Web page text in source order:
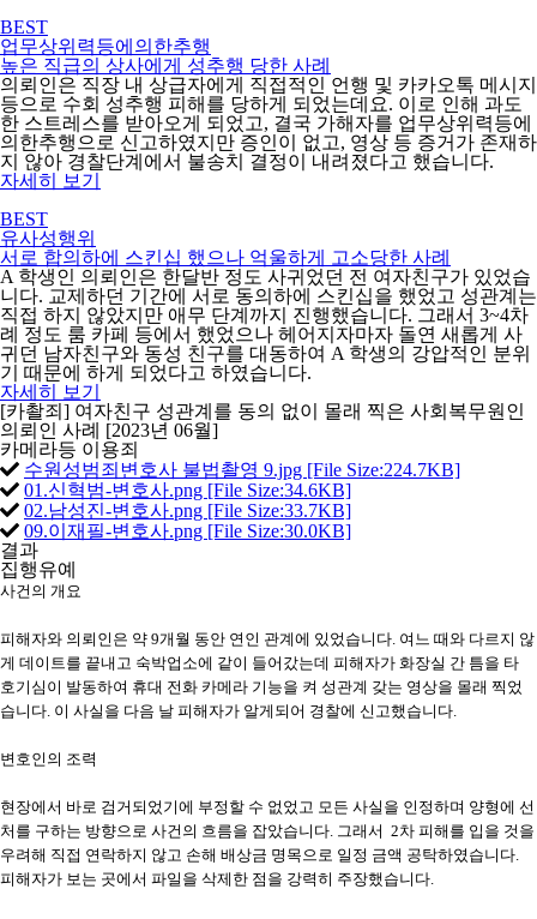
BEST
업무상위력등에의한추행
높은 직급의 상사에게 성추행 당한 사례
의뢰인은 직장 내 상급자에게 직접적인 언행 및 카카오톡 메시지
등으로 수회 성추행 피해를 당하게 되었는데요. 이로 인해 과도
한 스트레스를 받아오게 되었고, 결국 가해자를 업무상위력등에
의한추행으로 신고하였지만 증인이 없고, 영상 등 증거가 존재하
지 않아 경찰단계에서 불송치 결정이 내려졌다고 했습니다.
자세히 보기
BEST
유사성행위
서로 합의하에 스킨십 했으나 억울하게 고소당한 사례
A 학생인 의뢰인은 한달반 정도 사귀었던 전 여자친구가 있었습
니다. 교제하던 기간에 서로 동의하에 스킨십을 했었고 성관계는
직접 하지 않았지만 애무 단계까지 진행했습니다. 그래서 3~4차
례 정도 룸 카페 등에서 했었으나 헤어지자마자 돌연 새롭게 사
귀던 남자친구와 동성 친구를 대동하여 A 학생의 강압적인 분위
기 때문에 하게 되었다고 하였습니다.
자세히 보기
[카촬죄] 여자친구 성관계를 동의 없이 몰래 찍은 사회복무원인
의뢰인 사례 [2023년 06월]
카메라등 이용죄
수원성범죄변호사 불법촬영 9.jpg [File Size:224.7KB]
01.신혁범-변호사.png [File Size:34.6KB]
02.남성진-변호사.png [File Size:33.7KB]
09.이재필-변호사.png [File Size:30.0KB]
결과
집행유예
사건의 개요
피해자와 의뢰인은 약 9개월 동안 연인 관계에 있었습니다. 여느 때와 다르지 않
게 데이트를 끝내고 숙박업소에 같이 들어갔는데 피해자가 화장실 간 틈을 타
호기심이 발동하여 휴대 전화 카메라 기능을 켜 성관계 갖는 영상을 몰래 찍었
습니다. 이 사실을 다음 날 피해자가 알게되어 경찰에 신고했습니다.
변호인의 조력
현장에서 바로 검거되었기에 부정할 수 없었고 모든 사실을 인정하며 양형에 선
처를 구하는 방향으로 사건의 흐름을 잡았습니다. 그래서 2차 피해를 입을 것을
우려해 직접 연락하지 않고 손해 배상금 명목으로 일정 금액 공탁하였습니다.
피해자가 보는 곳에서 파일을 삭제한 점을 강력히 주장했습니다.